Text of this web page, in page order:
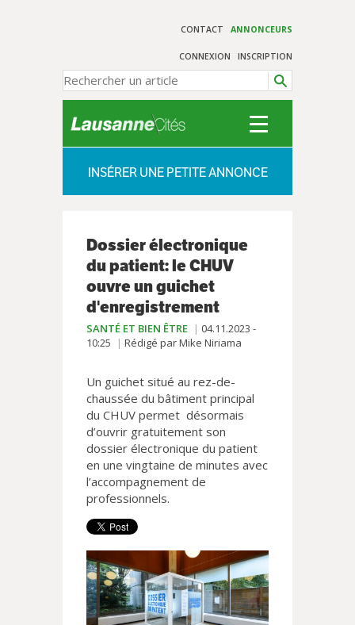
CONTACT ANNONCEURS
CONNEXION INSCRIPTION
INSÉRER UNE PETITE ANNONCE
Dossier électronique
du patient: le CHUV
ouvre un guichet
d'enregistrement
SANTÉ ET BIEN ÊTRE
04.11.2023 -
10:25
Rédigé par Mike Niriama
Un guichet situé au rez-de-
chaussée du bâtiment principal
du CHUV permet désormais
d’ouvrir gratuitement son
dossier électronique du patient
en une vingtaine de minutes avec
l’accompagnement de
professionnels.